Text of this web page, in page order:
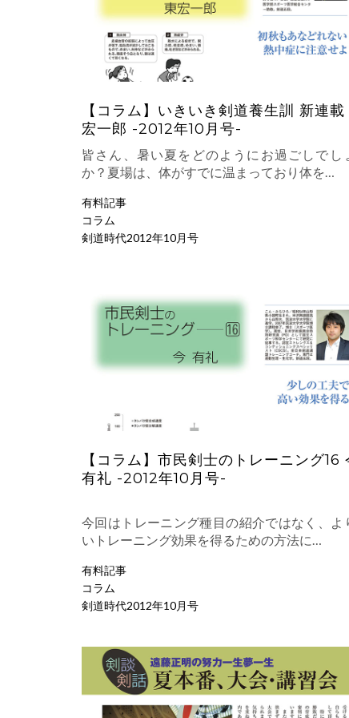
【コラム】いきいき剣道養生訓 新連載
宏一郎 -2012年10月号-
皆さん、暑い夏をどのようにお過ごしでし
か？夏場は、体がすでに温まっており体を…
有料記事
コラム
剣道時代2012年10月号
【コラム】市民剣士のトレーニング16
有礼 -2012年10月号-
今回はトレーニング種目の紹介ではなく、よ
いトレーニング効果を得るための方法に…
有料記事
コラム
剣道時代2012年10月号